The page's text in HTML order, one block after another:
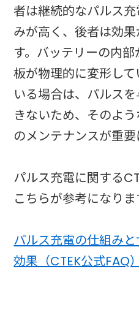
者は継続的なパルス
みが高く、後者は効
す。バッテリーの内
板が物理的に変形し
いる場合は、パルス
きないため、そのよ
のメンテナンスが重要
パルス充電に関する
こちらが参考になりま
パルス充電の仕組み
効果（CTEK公式FAQ）